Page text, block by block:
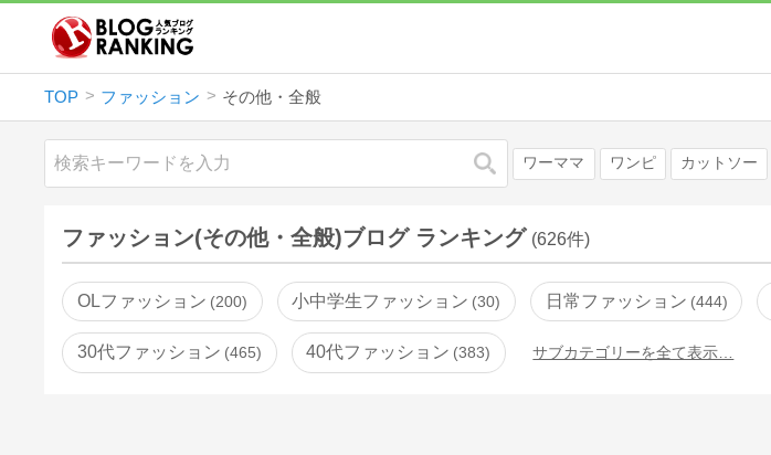
TOP ファッション その他・全般
検索 ワーママ ワンピ カットソー
ファッション(その他・全般)ブログ ランキング (626件)
OLファッション 200 小中学生ファッション 30 日常ファッション 444
30代ファッション 465 40代ファッション 383 サブカテゴリーを全て表示…